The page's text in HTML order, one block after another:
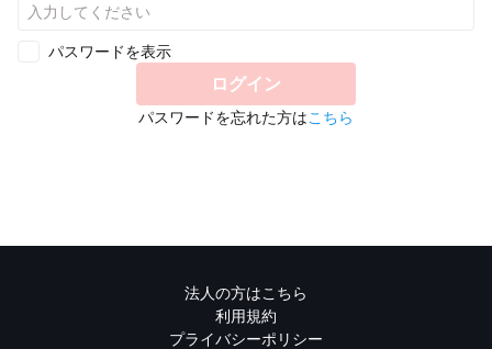
パスワードを表示
ログイン
パスワードを忘れた方はこちら
法人の方はこちら
利用規約
プライバシーポリシー